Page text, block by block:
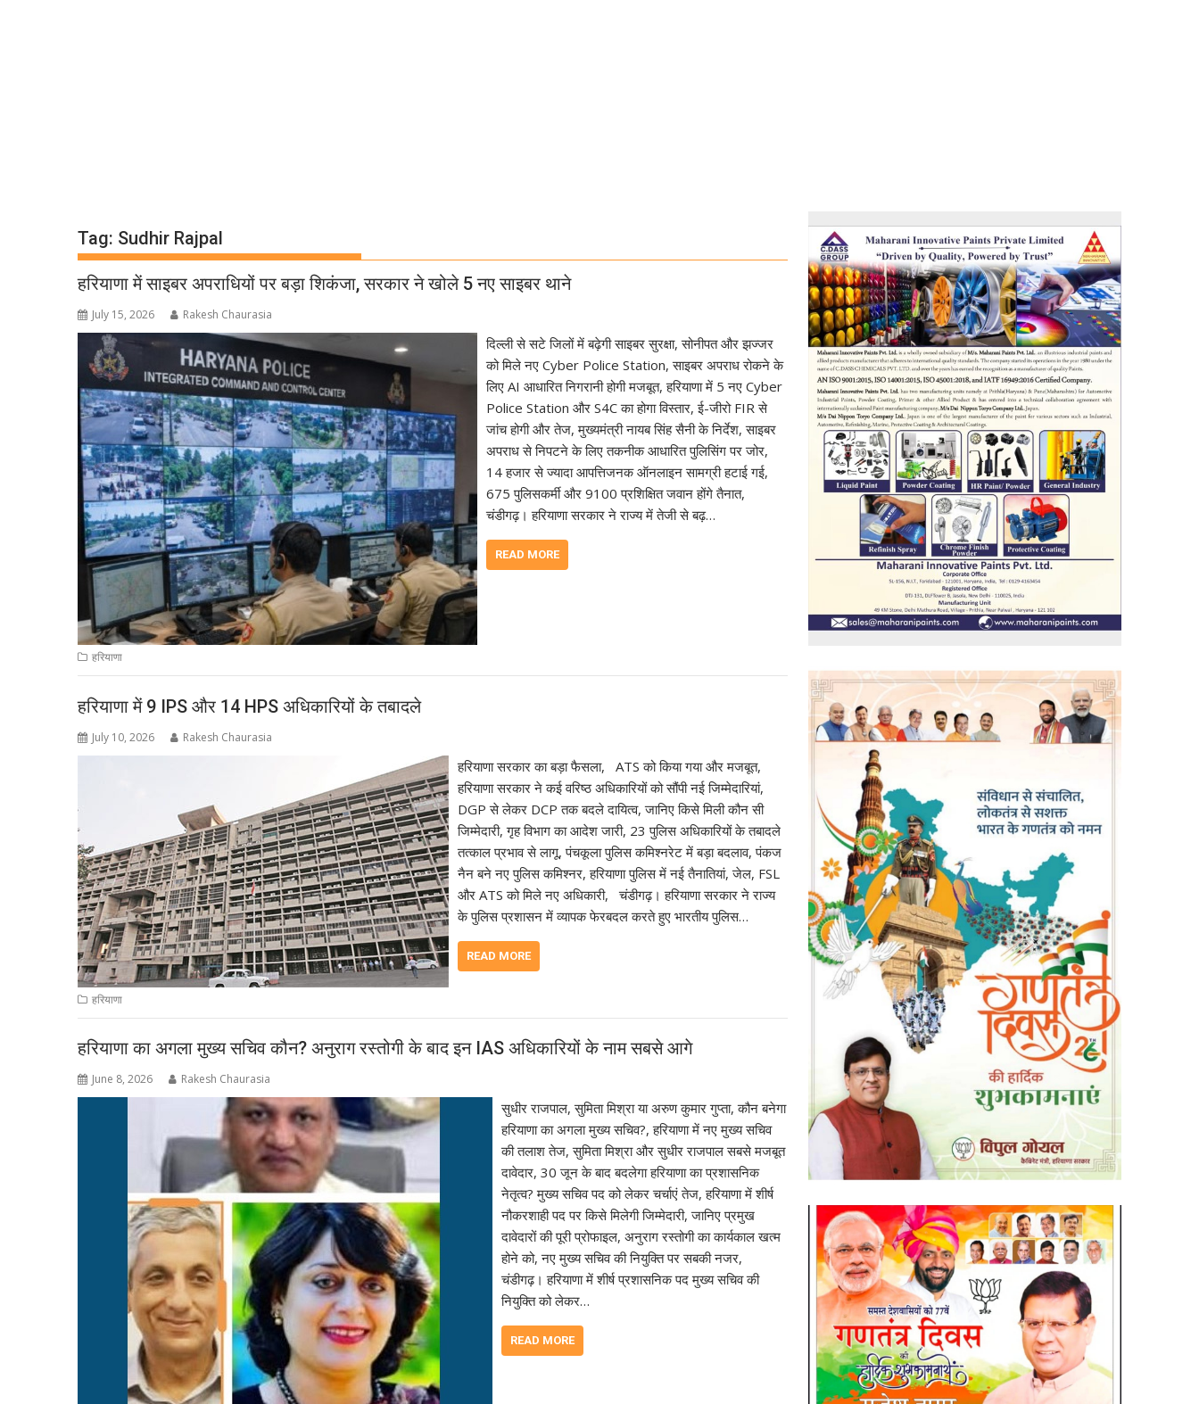
Tag: Sudhir Rajpal
हरियाणा में साइबर अपराधियों पर बड़ा शिकंजा, सरकार ने खोले 5 नए साइबर थाने
July 15, 2026 Rakesh Chaurasia
दिल्ली से सटे जिलों में बढ़ेगी साइबर सुरक्षा, सोनीपत और झज्जर
को मिले नए Cyber Police Station, साइबर अपराध रोकने के
लिए AI आधारित निगरानी होगी मजबूत, हरियाणा में 5 नए Cyber
Police Station और S4C का होगा विस्तार, ई-जीरो FIR से
जांच होगी और तेज, मुख्यमंत्री नायब सिंह सैनी के निर्देश, साइबर
अपराध से निपटने के लिए तकनीक आधारित पुलिसिंग पर जोर,
14 हजार से ज्यादा आपत्तिजनक ऑनलाइन सामग्री हटाई गई,
675 पुलिसकर्मी और 9100 प्रशिक्षित जवान होंगे तैनात,
चंडीगढ़। हरियाणा सरकार ने राज्य में तेजी से बढ़…
READ MORE
हरियाणा
हरियाणा में 9 IPS और 14 HPS अधिकारियों के तबादले
July 10, 2026 Rakesh Chaurasia
हरियाणा सरकार का बड़ा फैसला, ATS को किया गया और मजबूत,
हरियाणा सरकार ने कई वरिष्ठ अधिकारियों को सौंपी नई जिम्मेदारियां,
DGP से लेकर DCP तक बदले दायित्व, जानिए किसे मिली कौन सी
जिम्मेदारी, गृह विभाग का आदेश जारी, 23 पुलिस अधिकारियों के तबादले
तत्काल प्रभाव से लागू, पंचकूला पुलिस कमिश्नरेट में बड़ा बदलाव, पंकज
नैन बने नए पुलिस कमिश्नर, हरियाणा पुलिस में नई तैनातियां, जेल, FSL
और ATS को मिले नए अधिकारी, चंडीगढ़। हरियाणा सरकार ने राज्य
के पुलिस प्रशासन में व्यापक फेरबदल करते हुए भारतीय पुलिस…
READ MORE
हरियाणा
हरियाणा का अगला मुख्य सचिव कौन? अनुराग रस्तोगी के बाद इन IAS अधिकारियों के नाम सबसे आगे
June 8, 2026 Rakesh Chaurasia
सुधीर राजपाल, सुमिता मिश्रा या अरुण कुमार गुप्ता, कौन बनेगा
हरियाणा का अगला मुख्य सचिव?, हरियाणा में नए मुख्य सचिव
की तलाश तेज, सुमिता मिश्रा और सुधीर राजपाल सबसे मजबूत
दावेदार, 30 जून के बाद बदलेगा हरियाणा का प्रशासनिक
नेतृत्व? मुख्य सचिव पद को लेकर चर्चाएं तेज, हरियाणा में शीर्ष
नौकरशाही पद पर किसे मिलेगी जिम्मेदारी, जानिए प्रमुख
दावेदारों की पूरी प्रोफाइल, अनुराग रस्तोगी का कार्यकाल खत्म
होने को, नए मुख्य सचिव की नियुक्ति पर सबकी नजर,
चंडीगढ़। हरियाणा में शीर्ष प्रशासनिक पद मुख्य सचिव की
नियुक्ति को लेकर…
READ MORE